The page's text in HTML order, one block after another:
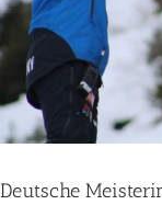
Deutsche